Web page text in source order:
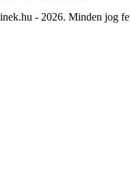
- 2026. Minden jog